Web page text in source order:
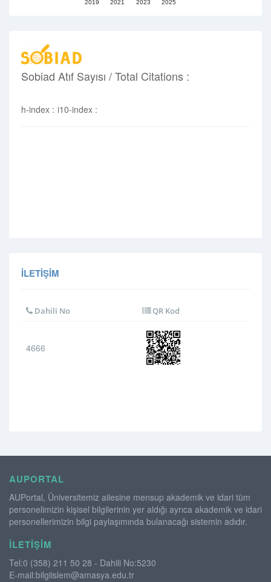
2019 2021 2023 2025
Sobiad Atıf Sayısı / Total Citations :
h-index : i10-index :
İLETIŞIM
Dahili No QR Kod
4666
AUPORTAL
AUPortal, Üniversitemiz ailesine mensup akademik ve idari tüm
personelimizin kişisel bilgilerinin yer aldığı ayrıca akademik ve idari
personellerimizin bilgi paylaşımında bulanacağı sistemin adıdır.
İLETIŞIM
Tel:0 (358) 211 50 28 - Dahili No:5230
E-mail:bilgiislem@amasya.edu.tr